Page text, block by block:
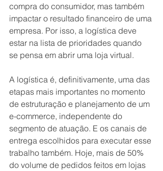
compra do consumidor, mas também
impactar o resultado financeiro de uma
empresa. Por isso, a logística deve
estar na lista de prioridades quando
se pensa em abrir uma loja virtual.
A logística é, definitivamente, uma das
etapas mais importantes no momento
de estruturação e planejamento de um
e-commerce, independente do
segmento de atuação. E os canais de
entrega escolhidos para executar esse
trabalho também. Hoje, mais de 50%
do volume de pedidos feitos em lojas